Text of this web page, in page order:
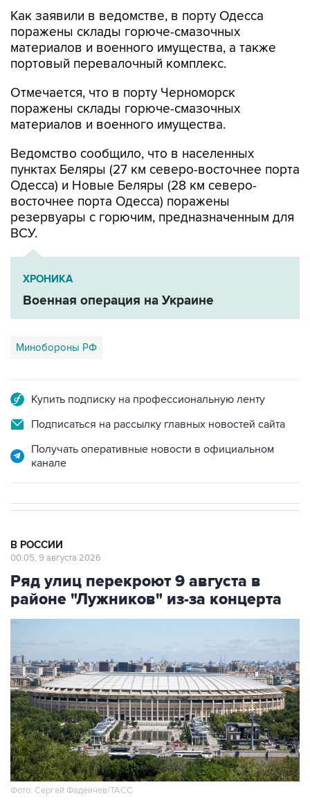
Как заявили в ведомстве, в порту Одесса
поражены склады горюче-смазочных
материалов и военного имущества, а также
портовый перевалочный комплекс.
Отмечается, что в порту Черноморск
поражены склады горюче-смазочных
материалов и военного имущества.
Ведомство сообщило, что в населенных
пунктах Беляры (27 км северо-восточнее порта
Одесса) и Новые Беляры (28 км северо-
восточнее порта Одесса) поражены
резервуары с горючим, предназначенным для
ВСУ.
ХРОНИКА
Военная операция на Украине
Минобороны РФ
Купить подписку на профессиональную ленту
Подписаться на рассылку главных новостей сайта
Получать оперативные новости в официальном
канале
В РОССИИ
00:05, 9 августа 2026
Ряд улиц перекроют 9 августа в
районе "Лужников" из-за концерта
Фото: Сергей Фадеичев/ТАСС